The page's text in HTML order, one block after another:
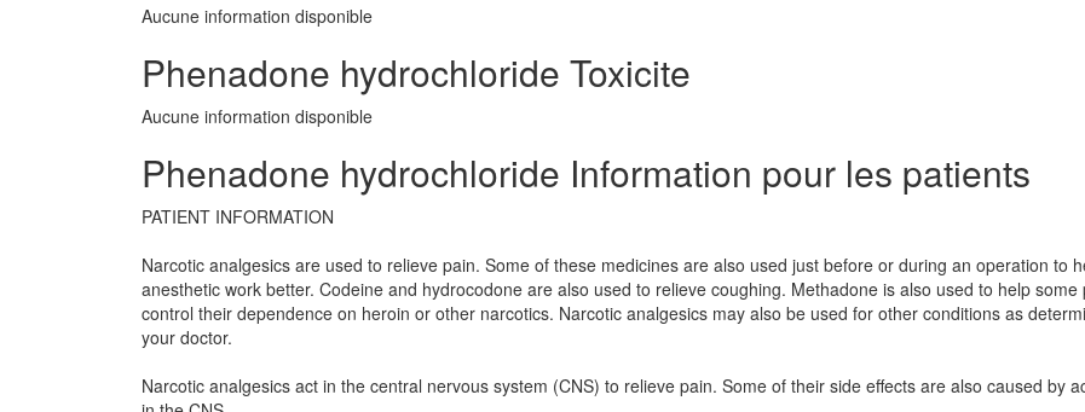
Aucune information disponible
Phenadone hydrochloride Toxicite
Aucune information disponible
Phenadone hydrochloride Information pour les patients
PATIENT INFORMATION
Narcotic analgesics are used to relieve pain. Some of these medicines are also used just before or during an operation to
anesthetic work better. Codeine and hydrocodone are also used to relieve coughing. Methadone is also used to help some
control their dependence on heroin or other narcotics. Narcotic analgesics may also be used for other conditions as
your doctor.
Narcotic analgesics act in the central nervous system (CNS) to relieve pain. Some of their side effects are also caused by